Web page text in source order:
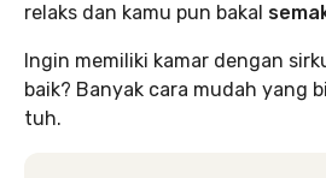
relaks dan kamu pun bakal
Ingin memiliki kamar dengan
baik? Banyak cara mudah yang
tuh.